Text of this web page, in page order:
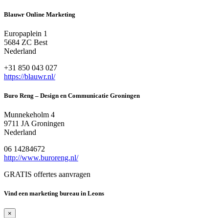
Blauwr Online Marketing
Europaplein 1
5684 ZC Best
Nederland
+31 850 043 027
https://blauwr.nl/
Buro Reng – Design en Communicatie Groningen
Munnekeholm 4
9711 JA Groningen
Nederland
06 14284672
http://www.buroreng.nl/
GRATIS offertes aanvragen
Vind een marketing bureau in Leons
×